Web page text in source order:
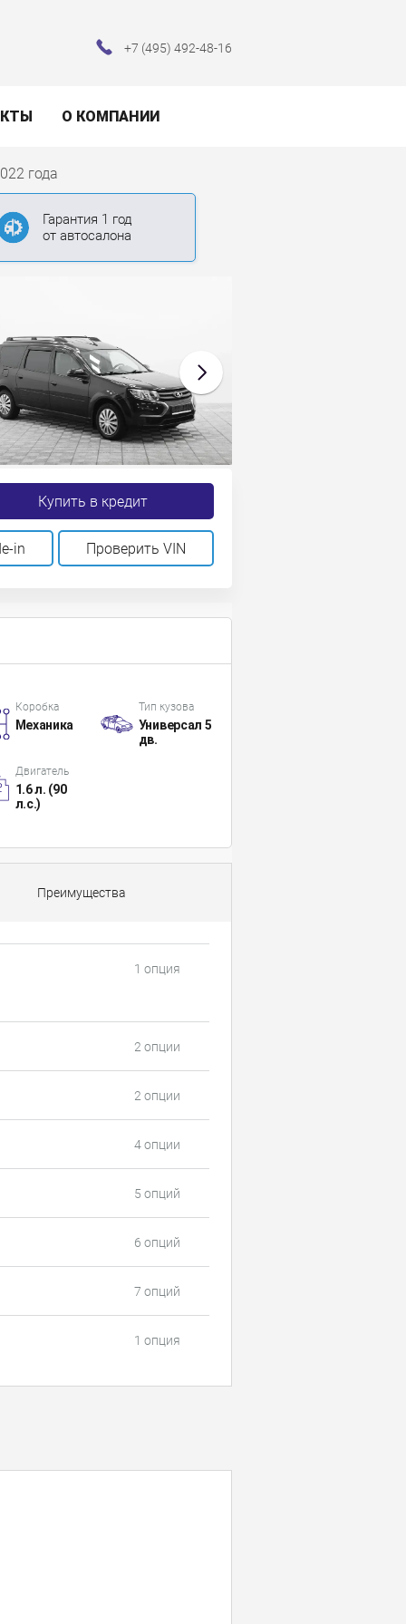
+7 (495) 492-48-16
О КОМПАНИИ
года
Гарантия 1 год
от автосалона
Купить в кредит
in Проверить VIN
Коробка
Механика
Тип кузова
Универсал 5
дв.
Двигатель
1.6 л. (90
л.с.)
Преимущества
1 опция
2 опции
2 опции
4 опции
5 опций
6 опций
7 опций
1 опция